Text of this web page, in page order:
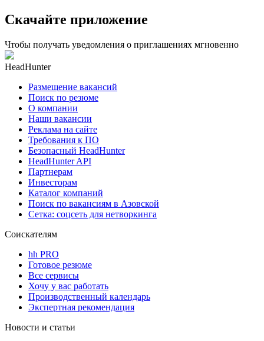
Скачайте приложение
Чтобы получать уведомления о приглашениях мгновенно
HeadHunter
Размещение вакансий
Поиск по резюме
О компании
Наши вакансии
Реклама на сайте
Требования к ПО
Безопасный HeadHunter
HeadHunter API
Партнерам
Инвесторам
Каталог компаний
Поиск по вакансиям в Азовской
Сетка: соцсеть для нетворкинга
Соискателям
hh PRO
Готовое резюме
Все сервисы
Хочу у вас работать
Производственный календарь
Экспертная рекомендация
Новости и статьи